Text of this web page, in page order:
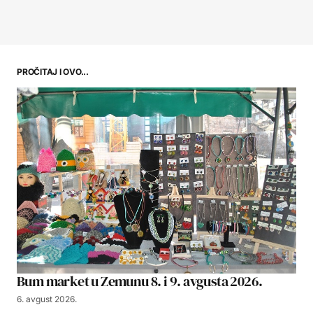
PROČITAJ I OVO...
Bum market u Zemunu 8. i 9. avgusta 2026.
6. avgust 2026.